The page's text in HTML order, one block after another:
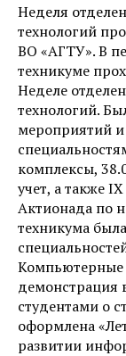
Неделя
технологий
ВО «АГТУ». В
техникуме
Неделе
технологий.
мероприятий
комплексы,
учет, а также
Актионада по
техникума
Компьютерные
демонстрация
студентами о
оформлена
развитии